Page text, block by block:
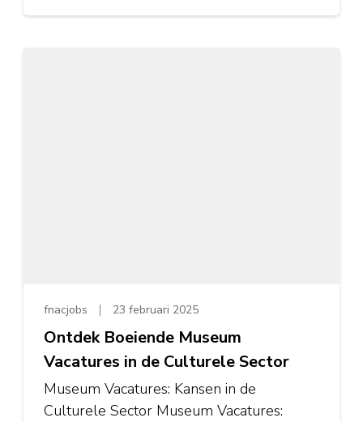
fnacjobs 23 februari 2025
Ontdek Boeiende Museum
Vacatures in de Culturele Sector
Museum Vacatures: Kansen in de
Culturele Sector Museum Vacatures: